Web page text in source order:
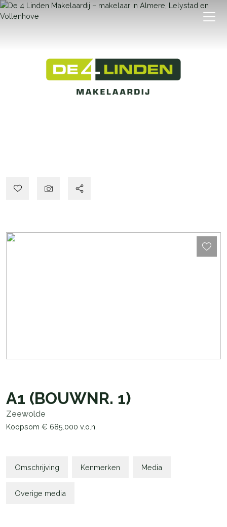
A1 (BOUWNR. 1)
Zeewolde
Koopsom € 685.000 v.o.n.
Omschrijving Kenmerken Media
Overige media